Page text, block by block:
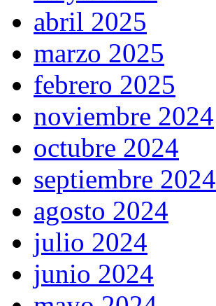
abril 2025
marzo 2025
febrero 2025
noviembre 2024
octubre 2024
septiembre 2024
agosto 2024
julio 2024
junio 2024